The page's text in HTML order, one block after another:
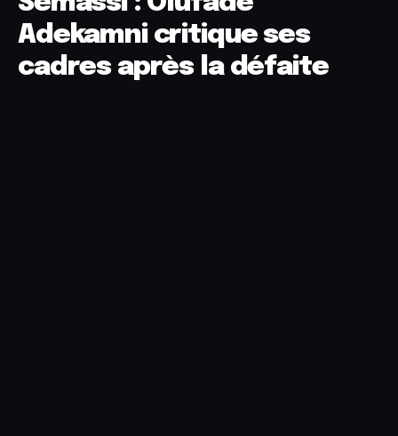
Adekamni critique ses
cadres après la défaite